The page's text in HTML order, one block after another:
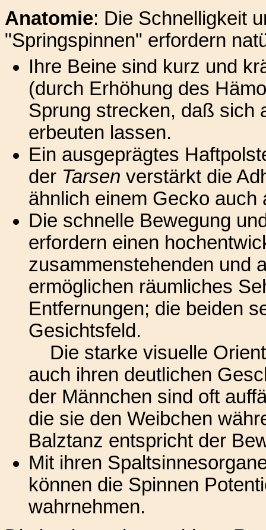
Anatomie: Die Schnelligkeit
"Springspinnen" erfordern
Ihre Beine sind kurz und
(durch Erhöhung des
Sprung strecken, daß sich
erbeuten lassen.
Ein ausgeprägtes
der Tarsen verstärkt die
ähnlich einem Gecko
Die schnelle Bewegung
erfordern einen
zusammenstehenden und
ermöglichen räumliches
Entfernungen; die beiden
Gesichtsfeld.
Die starke visuelle
auch ihren deutlichen
der Männchen sind oft
die sie den Weibchen
Balztanz entspricht der
Mit ihren
können die Spinnen
wahrnehmen.